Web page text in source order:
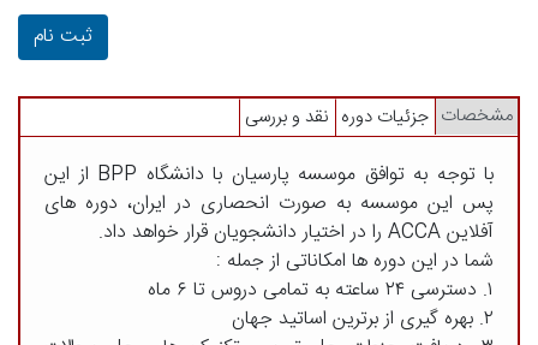
ثبت نام
مشخصات جزئیات دوره نقد و بررسی
با توجه به توافق موسسه پارسیان با دانشگاه BPP از این
پس این موسسه به صورت انحصاری در ایران، دوره های
آفلاین ACCA را در اختيار دانشجویان قرار خواهد داد.
شما در این دوره ها امکاناتی از جمله :
۱. دسترسی ۲۴ ساعته به تمامی دروس تا ۶ ماه
۲. بهره گیری از برترین اساتید جهان